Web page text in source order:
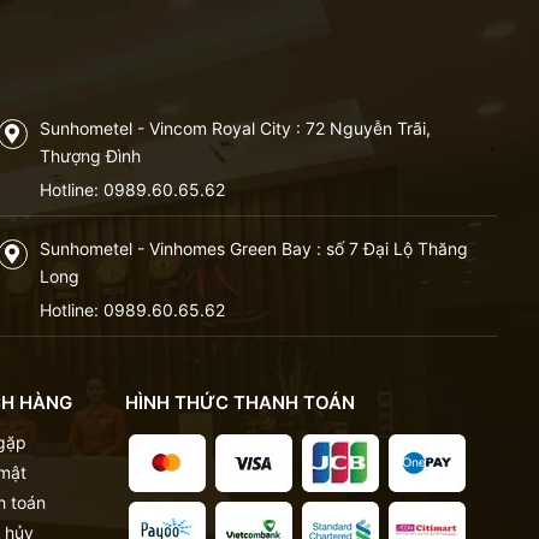
Sunhometel - Vincom Royal City : 72 Nguyễn Trãi,
Thượng Đình
Hotline:0989.60.65.62
Sunhometel - Vinhomes Green Bay : số 7 Đại Lộ Thăng
Long
Hotline:0989.60.65.62
HÀNG
toán
hủy
HÌNH THỨC THANH TOÁN